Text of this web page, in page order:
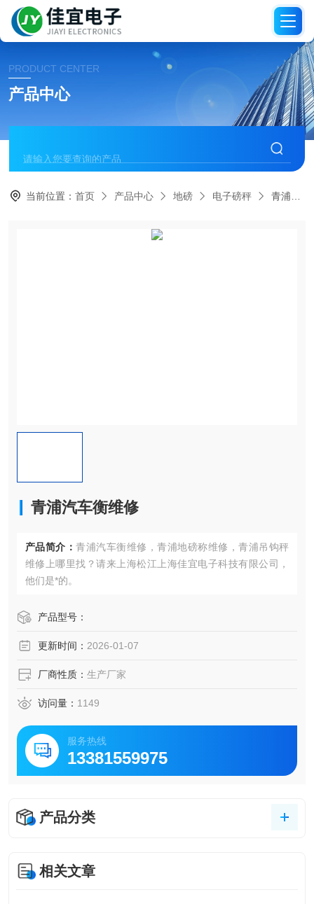
PRODUCT CENTER
产品中心
当前位置：首页 产品中心 地磅 电子磅秤 青浦汽车衡维修
青浦汽车衡维修
产品简介： 青浦汽车衡维修，青浦地磅称维修，青浦吊钩秤
维修上哪里找？请来上海松江上海佳宜电子科技有限公司，
他们是*的。
产品型号：
更新时间： 2026-01-07
厂商性质： 生产厂家
访问量： 1149
服务热线
13381559975
产品分类
相关文章